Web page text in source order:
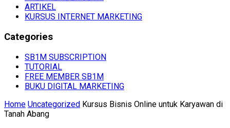
ARTIKEL
KURSUS INTERNET MARKETING
Categories
SB1M SUBSCRIPTION
TUTORIAL
FREE MEMBER SB1M
BUKU DIGITAL MARKETING
Home Uncategorized Kursus Bisnis Online untuk Karyawan di
Tanah Abang